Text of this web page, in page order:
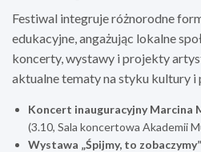
Festiwal integruje różnorodne
edukacyjne, angażując lokalne
koncerty, wystawy i projekty
aktualne tematy na styku kultury i
Koncert inauguracyjny Marcina
(3.10, Sala koncertowa Akademii
Wystawa „Śpijmy, to zobaczymy”